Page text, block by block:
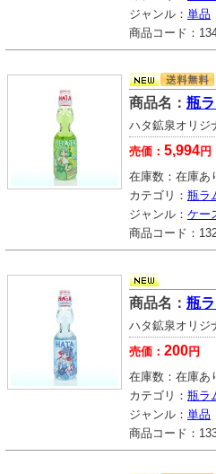
ジャンル： 単品
商品コード：
商品名： 瓶
ハタ鉱泉オリ
売価： 5,994円
在庫数： 在庫あ
カテゴリ： 瓶ラ
ジャンル： ケー
商品コード：
商品名： 瓶
ハタ鉱泉オリ
売価： 200円
在庫数： 在庫あ
カテゴリ： 瓶ラ
ジャンル： 単品
商品コード：